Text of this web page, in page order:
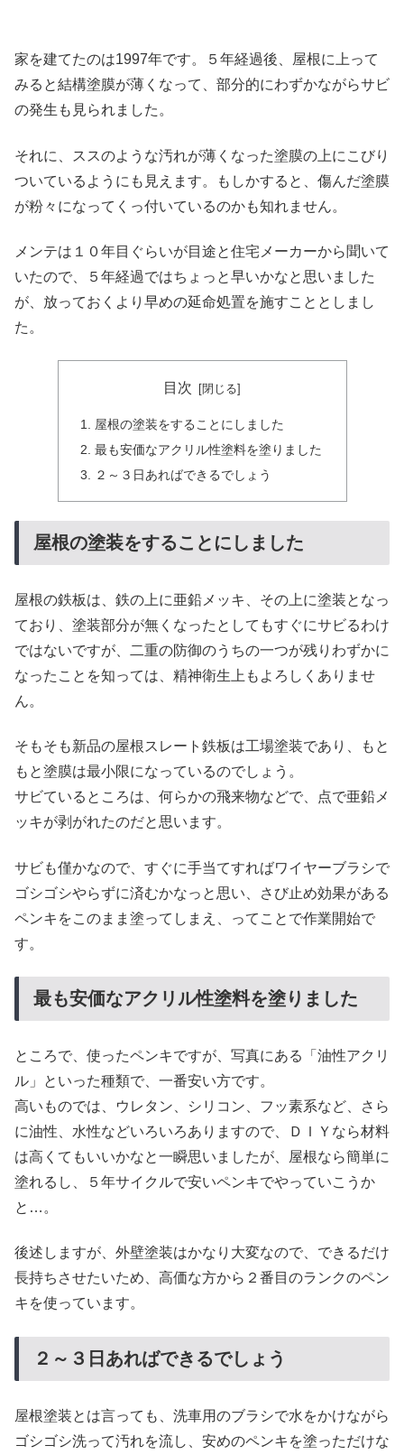
家を建てたのは1997年です。５年経過後、屋根に上って
みると結構塗膜が薄くなって、部分的にわずかながらサビ
の発生も見られました。
それに、ススのような汚れが薄くなった塗膜の上にこびり
ついているようにも見えます。もしかすると、傷んだ塗膜
が粉々になってくっ付いているのかも知れません。
メンテは１０年目ぐらいが目途と住宅メーカーから聞いて
いたので、５年経過ではちょっと早いかなと思いました
が、放っておくより早めの延命処置を施すこととしまし
た。
目次
屋根の塗装をすることにしました
最も安価なアクリル性塗料を塗りました
２～３日あればできるでしょう
屋根の塗装をすることにしました
屋根の鉄板は、鉄の上に亜鉛メッキ、その上に塗装となっ
ており、塗装部分が無くなったとしてもすぐにサビるわけ
ではないですが、二重の防御のうちの一つが残りわずかに
なったことを知っては、精神衛生上もよろしくありませ
ん。
そもそも新品の屋根スレート鉄板は工場塗装であり、もと
もと塗膜は最小限になっているのでしょう。
サビているところは、何らかの飛来物などで、点で亜鉛メ
ッキが剥がれたのだと思います。
サビも僅かなので、すぐに手当てすればワイヤーブラシで
ゴシゴシやらずに済むかなっと思い、さび止め効果がある
ペンキをこのまま塗ってしまえ、ってことで作業開始で
す。
最も安価なアクリル性塗料を塗りました
ところで、使ったペンキですが、写真にある「油性アクリ
ル」といった種類で、一番安い方です。
高いものでは、ウレタン、シリコン、フッ素系など、さら
に油性、水性などいろいろありますので、ＤＩＹなら材料
は高くてもいいかなと一瞬思いましたが、屋根なら簡単に
塗れるし、５年サイクルで安いペンキでやっていこうか
と…。
後述しますが、外壁塗装はかなり大変なので、できるだけ
長持ちさせたいため、高価な方から２番目のランクのペン
キを使っています。
２～３日あればできるでしょう
屋根塗装とは言っても、洗車用のブラシで水をかけながら
ゴシゴシ洗って汚れを流し、安めのペンキを塗っただけな